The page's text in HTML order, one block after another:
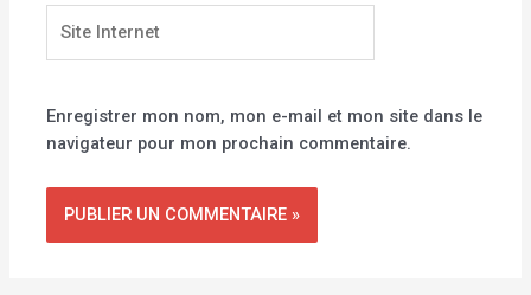
Internet
Enregistrer mon nom, mon e-mail et mon site dans le
navigateur pour mon prochain commentaire.